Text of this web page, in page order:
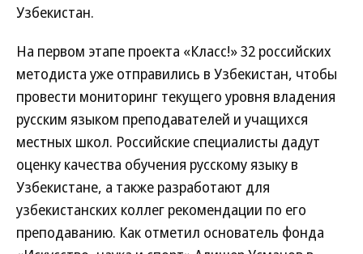
Узбекистан.
На первом этапе проекта «Класс!» 32 российских
методиста уже отправились в Узбекистан, чтобы
провести мониторинг текущего уровня владения
русским языком преподавателей и учащихся
местных школ. Российские специалисты дадут
оценку качества обучения русскому языку в
Узбекистане, а также разработают для
узбекистанских коллег рекомендации по его
преподаванию. Как отметил основатель фонда